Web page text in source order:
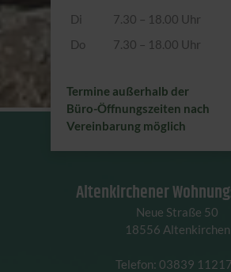
Di
7.30 – 18.00 Uhr
Do
7.30 – 18.00 Uhr
Termine außerhalb der
Büro-Öffnungszeiten nach
Vereinbarung möglich
Altenkirchener
Neue Straße 50
18556 Altenkirchen
Telefon: 03839